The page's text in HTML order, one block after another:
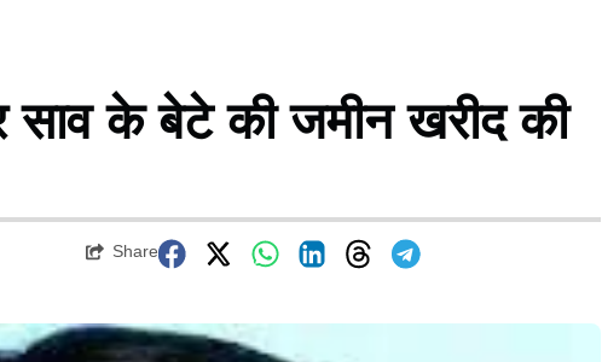
साव के बेटे की जमीन खरीद की
Share